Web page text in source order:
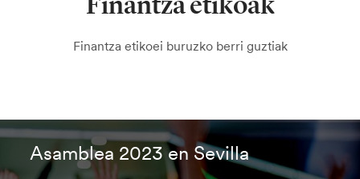
Finantza etikoei buruzko berri guztiak
Asamblea 2023 en Sevilla